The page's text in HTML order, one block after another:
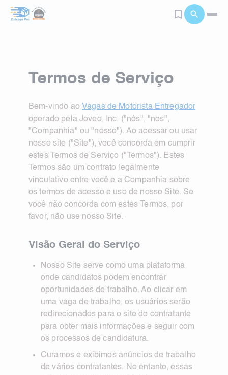
Termos de Serviço
Bem-vindo ao Vagas de Motorista Entregador
operado pela Joveo, Inc. ("nós", "nos",
"Companhia" ou "nosso"). Ao acessar ou usar
nosso site ("Site"), você concorda em cumprir
estes Termos de Serviço ("Termos"). Estes
Termos são um contrato legalmente
vinculativo entre você e a Companhia sobre
os termos de acesso e uso de nosso Site. Se
você não concorda com estes Termos, por
favor, não use nosso Site.
Visão Geral do Serviço
Nosso Site serve como uma plataforma
onde candidatos podem encontrar
oportunidades de trabalho. Ao clicar em
uma vaga de trabalho, os usuários serão
redirecionados para o site do contratante
para obter mais informações e seguir com
os processos de candidatura.
Curamos e exibimos anúncios de trabalho
de vários contratantes. No entanto, essas